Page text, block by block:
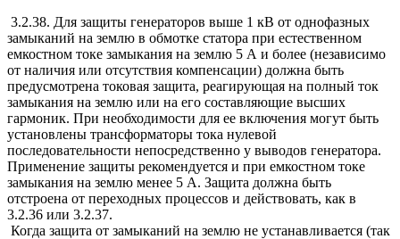
3.2.38. Для защиты генераторов выше 1 кВ от однофазных
замыканий на землю в обмотке статора при естественном
емкостном токе замыкания на землю 5 А и более (независимо
от наличия или отсутствия компенсации) должна быть
предусмотрена токовая защита, реагирующая на полный ток
замыкания на землю или на его составляющие высших
гармоник. При необходимости для ее включения могут быть
установлены трансформаторы тока нулевой
последовательности непосредственно у выводов генератора.
Применение защиты рекомендуется и при емкостном токе
замыкания на землю менее 5 А. Защита должна быть
отстроена от переходных процессов и действовать, как в
3.2.36 или 3.2.37.
Когда защита от замыканий на землю не устанавливается (так